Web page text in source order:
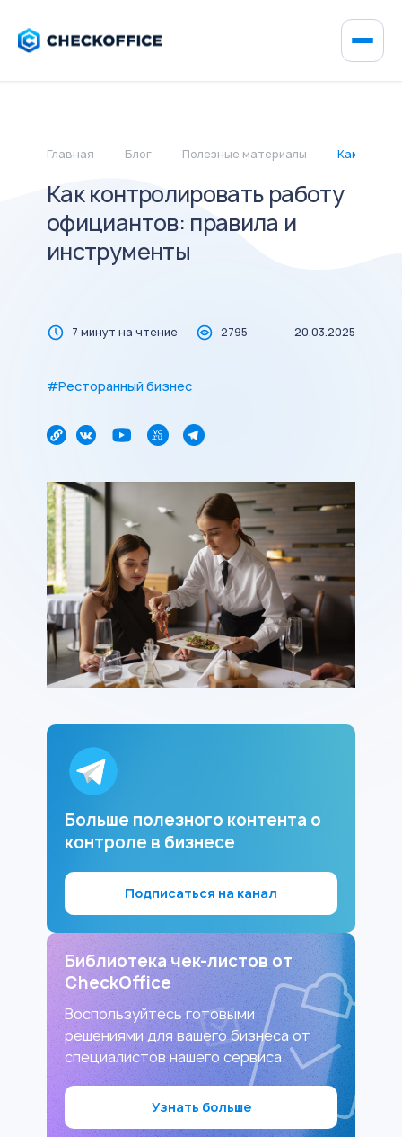
Главная Блог Полезные материалы Как
Как контролировать работу
официантов: правила и
инструменты
7 минут на чтение 2795 20.03.2025
#Ресторанный бизнес
Больше полезного контента о
контроле в бизнесе
Подписаться на канал
Библиотека чек-листов от
CheckOffice
Воспользуйтесь готовыми
решениями для вашего бизнеса от
специалистов нашего сервиса.
Узнать больше